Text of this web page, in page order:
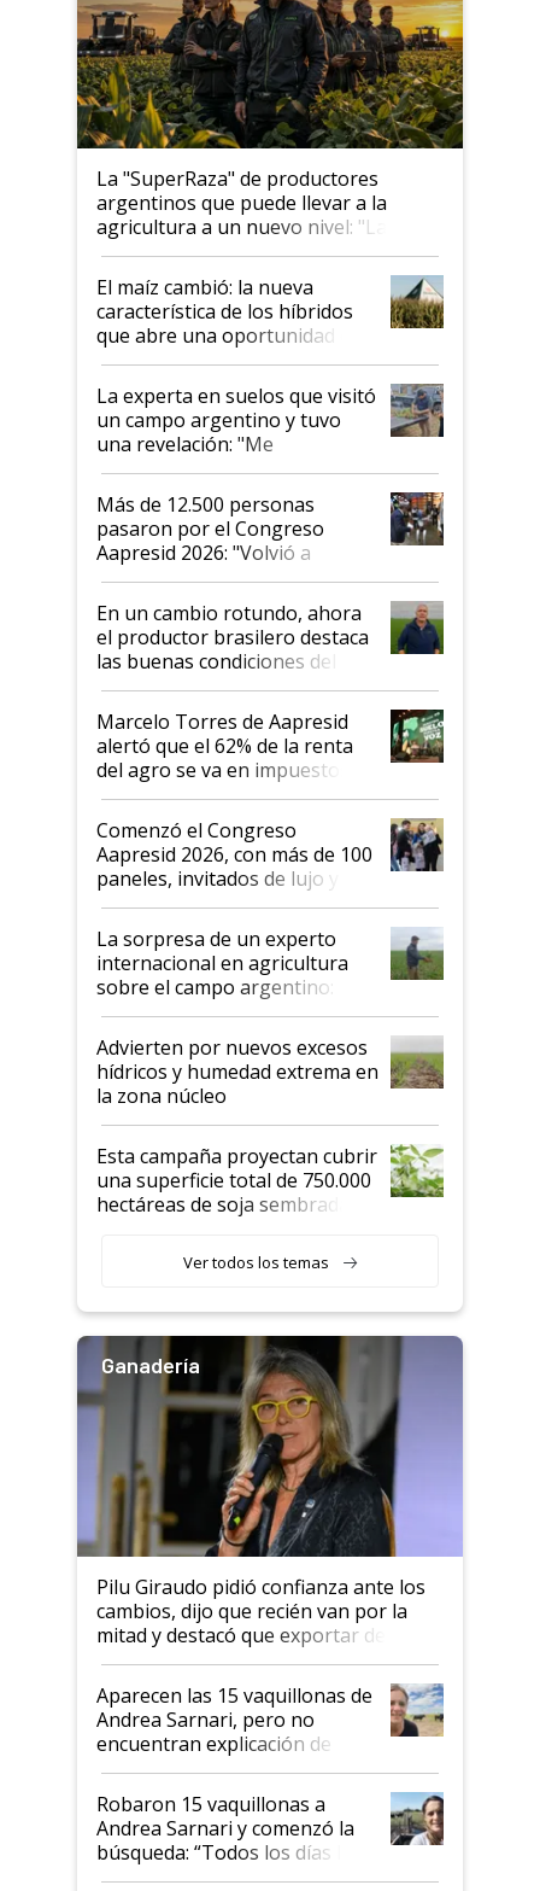
La "SuperRaza" de productores
argentinos que puede llevar a la
agricultura a un nuevo nivel: "Las
posibilidades de crecimiento son
infinitas"
El maíz cambió: la nueva
característica de los híbridos
que abre una oportunidad en
el lote
La experta en suelos que visitó
un campo argentino y tuvo
una revelación: "Me
impresionó mucho"
Más de 12.500 personas
pasaron por el Congreso
Aapresid 2026: "Volvió a
demostrar que hablar del
suelo es hablar de todo el
sistema productivo"
En un cambio rotundo, ahora
el productor brasilero destaca
las buenas condiciones del
agro argentino para invertir:
"Los veo más motivados"
Marcelo Torres de Aapresid
alertó que el 62% de la renta
del agro se va en impuestos:
"No es bueno que en
Argentina se sigan discutiendo
las mismas cosas de hace 50
años"
Comenzó el Congreso
Aapresid 2026, con más de 100
paneles, invitados de lujo y
todas las tendencias
La sorpresa de un experto
internacional en agricultura
sobre el campo argentino:
"Estoy muy impresionado"
Advierten por nuevos excesos
hídricos y humedad extrema en
la zona núcleo
Esta campaña proyectan cubrir
una superficie total de 750.000
hectáreas de soja sembradas
variedades que marcan un
salto tecnológico en genética y
Ver todos los temas
Ganadería
Pilu Giraudo pidió confianza ante los
cambios, dijo que recién van por la
mitad y destacó que exportar dejó de
ser "para unos pocos": "Tenemos un
mandato muy claro del gobierno
nacional"
Aparecen las 15 vaquillonas de
Andrea Sarnari, pero no
encuentran explicación de
cómo llegaron allí
Robaron 15 vaquillonas a
Andrea Sarnari y comenzó la
búsqueda: “Todos los días le
toca a algún productor”